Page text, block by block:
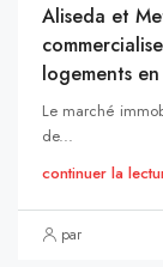
Aliseda et
logements en
Le marché
de...
continuer la
par